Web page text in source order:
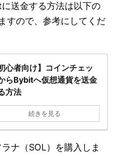
送金する方法は以下の
すので、参考にしてくだ
初心者向け】コインチェッ
らBybitへ仮想通貨を送金
方法
続きを見る
ナ（SOL）を購入しま